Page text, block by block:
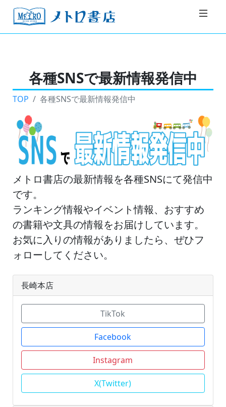
各種SNSで最新情報発信中
TOP 各種SNSで最新情報発信中
メトロ書店の最新情報を各種SNSにて発信中
です。
ランキング情報やイベント情報、おすすめ
の書籍や文具の情報をお届けしています。
お気に入りの情報がありましたら、ぜひフ
ォローしてください。
長崎本店
TikTok
Facebook
Instagram
X(Twitter)